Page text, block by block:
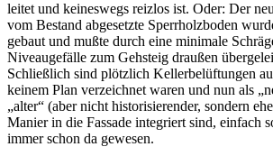
leitet und keineswegs reizlos ist. Oder: Der
vom Bestand abgesetzte Sperrholzboden
gebaut und mußte durch eine minimale
Niveaugefälle zum Gehsteig draußen
Schließlich sind plötzlich Kellerbelüftungen
keinem Plan verzeichnet waren und nun als
„alter“ (aber nicht historisierender, sondern
Manier in die Fassade integriert sind, einfach
immer schon da gewesen.